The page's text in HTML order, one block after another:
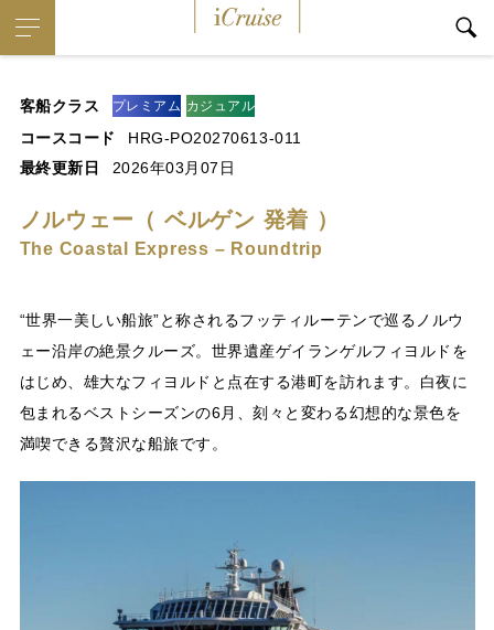
客船クラス プレミアム カジュアル
コースコード
HRG-PO20270613-011
最終更新日
2026年03月07日
ノルウェー（ ベルゲン 発着 ）
The Coastal Express – Roundtrip
“世界一美しい船旅”と称されるフッティルーテンで巡るノルウ
ェー沿岸の絶景クルーズ。世界遺産ゲイランゲルフィヨルドを
はじめ、雄大なフィヨルドと点在する港町を訪れます。白夜に
包まれるベストシーズンの6月、刻々と変わる幻想的な景色を
満喫できる贅沢な船旅です。